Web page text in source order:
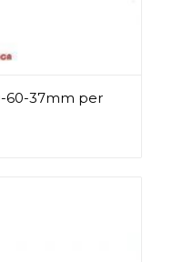
60-37mm per